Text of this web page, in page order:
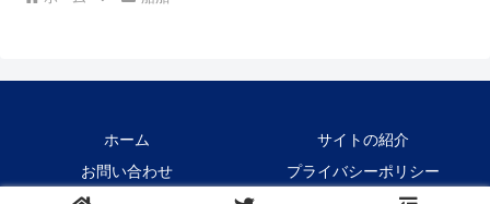
ホーム
サイトの紹介
お問い合わせ
プライバシーポリシー